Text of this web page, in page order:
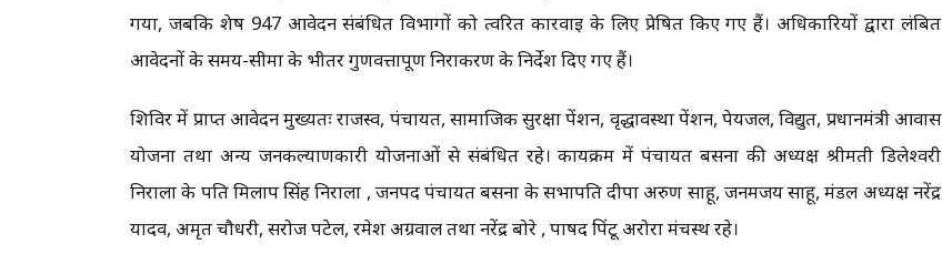
गया, जबकि शेष 947 आवेदन संबंधित विभागों को त्वरित कार्रवाई के लिए प्रेषित किए गए हैं। अधिकारियों द्वारा लंबित
आवेदनों के समय-सीमा के भीतर गुणवत्तापूर्ण निराकरण के निर्देश दिए गए हैं।
शिविर में प्राप्त आवेदन मुख्यतः राजस्व, पंचायत, सामाजिक सुरक्षा पेंशन, वृद्धावस्था पेंशन, पेयजल, विद्युत, प्रधानमंत्री आवास
योजना तथा अन्य जनकल्याणकारी योजनाओं से संबंधित रहे। कार्यक्रम में पंचायत बसना की अध्यक्ष श्रीमती डिलेश्वरी
निराला के पति मिलाप सिंह निराला , जनपद पंचायत बसना के सभापति दीपा अरुण साहू, जनमजय साहू, मंडल अध्यक्ष नरेंद्र
यादव, अमृत चौधरी, सरोज पटेल, रमेश अग्रवाल तथा नरेंद्र बोरे , पार्षद पिंटू अरोरा मंचस्थ रहे।